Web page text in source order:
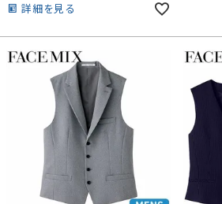
詳細を見る